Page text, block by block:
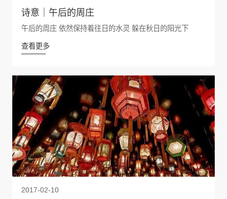
诗意｜午后的周庄
午后的周庄 依然保持着往日的水灵 躲在秋日的阳光下
查看更多
2017-02-10